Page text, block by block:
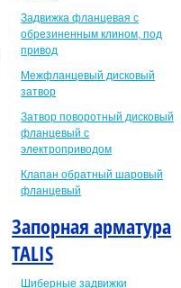
Задвижка фланцевая с
обрезиненным клином, под
привод
Межфланцевый дисковый
затвор
Затвор поворотный дисковый
фланцевый с
электроприводом
Клапан обратный шаровый
фланцевый
Запорная арматура
TALIS
Шиберные задвижки